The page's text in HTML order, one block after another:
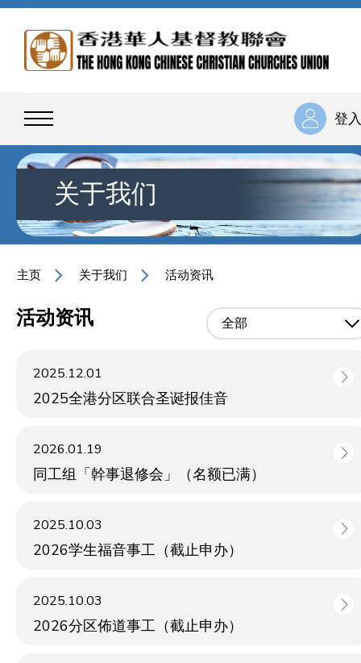
登入
关于我们
主页 关于我们 活动资讯
活动资讯 全部
2025.12.01
2025全港分区联合圣诞报佳音
2026.01.19
同工组「幹事退修会」（名额已满）
2025.10.03
2026学生福音事工（截止申办）
2025.10.03
2026分区佈道事工（截止申办）